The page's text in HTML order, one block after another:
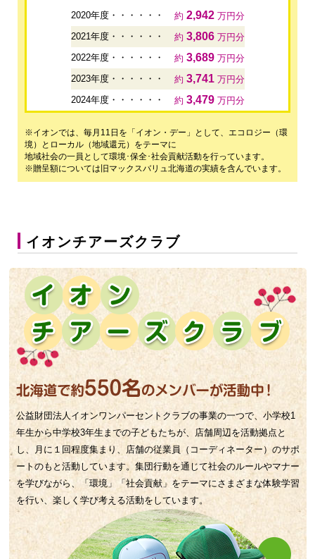
2020年度・・・・・・ 約 2,942万円分
2021年度・・・・・・
約 3,806万円分
2022年度・・・・・・
約 3,689万円分
2023年度・・・・・・
約 3,741万円分
2024年度・・・・・・
約 3,479万円分
※イオンでは、毎月11日を「イオン・デー」として、エコロジー（環
境）とローカル（地域還元）をテーマに
地域社会の一員として環境･保全･社会貢献活動を行っています。
※贈呈額については旧マックスバリュ北海道の実績を含んでいます。
イオンチアーズクラブ
公益財団法人イオンワンパーセントクラブの事業の一つで、小学校1
年生から中学校3年生までの子どもたちが、店舗周辺を活動拠点と
し、月に１回程度集まり、店舗の従業員（コーディネーター）のサポ
ートのもと活動しています。集団行動を通じて社会のルールやマナー
を学びながら、「環境」「社会貢献」をテーマにさまざまな体験学習
を行い、楽しく学び考える活動をしています。